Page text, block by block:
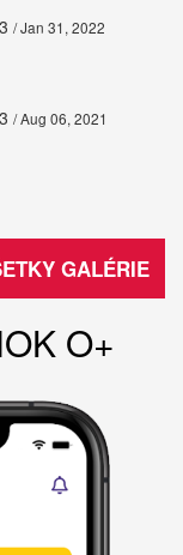
/ Jan 31, 2022
/ Aug 06, 2021
GALÉRIE
O+